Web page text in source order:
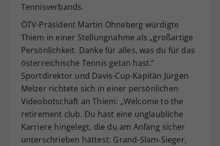
Tennisverbands.
ÖTV-Präsident Martin Ohneberg würdigte
Thiem in einer Stellungnahme als „großartige
Persönlichkeit. Danke für alles, was du für das
österreichische Tennis getan hast.“
Sportdirektor und Davis-Cup-Kapitän Jürgen
Melzer richtete sich in einer persönlichen
Videobotschaft an Thiem: „Welcome to the
retirement club. Du hast eine unglaubliche
Karriere hingelegt, die du am Anfang sicher
unterschrieben hättest: Grand-Slam-Sieger,